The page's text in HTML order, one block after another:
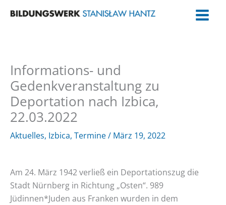
Inhalt
Informations- und
Gedenkveranstaltung zu
Deportation nach Izbica,
22.03.2022
Aktuelles, Izbica, Termine/ März 19, 2022
Am 24. März 1942 verließ ein Deportationszug die
Stadt Nürnberg in Richtung „Osten“. 989
Jüdinnen*Juden aus Franken wurden in dem